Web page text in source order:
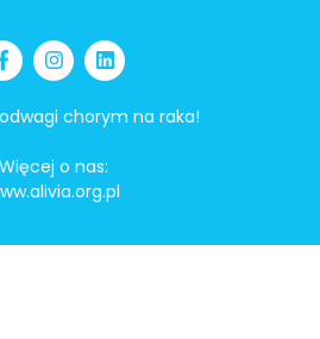
chorym na raka!
Więcej o nas: